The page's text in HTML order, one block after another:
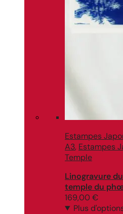
Estampes
A3, Estampes
Temple
Linogravure
temple du
169,00 €
Plus